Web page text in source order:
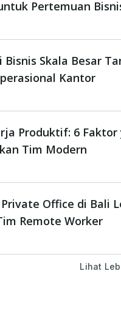
Pertemuan
Bisnis Skala Besar
Kantor
Produktif: 6 Faktor
Tim Modern
Office di Bali
Remote Worker
Lihat